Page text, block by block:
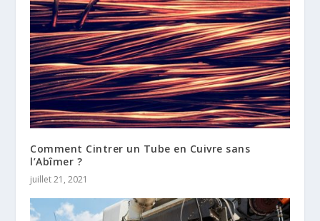
Comment Cintrer un Tube en Cuivre sans
l’Abîmer ?
juillet 21, 2021